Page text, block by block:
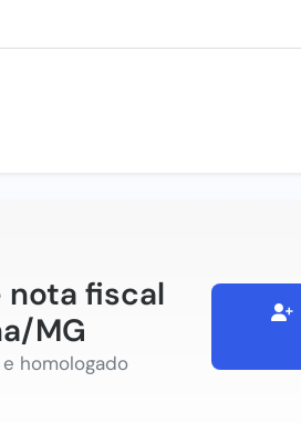
nota fiscal
MG
homologado